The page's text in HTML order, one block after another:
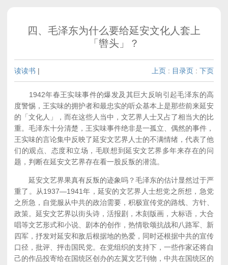
四、毛泽东为什么要给延安文化人套上
「辔头」？
读读书 | 上页 : 目录页 : 下页
1942年春王实味事件的爆发及其巨大反响引起毛泽东的高
度警惕，王实味的拥护者和最忠实的听众基本上是那些前来延安
的「文化人」，而在这些人当中，文艺界人士又占了相当大的比
重。毛泽东十分清楚，王实味事件绝非是一孤立、偶然的事件，
王实味的言论集中反映了延安文艺界人士的不满情绪，代表了他
们的观点、态度和立场，毛联想到延安文艺界多年来存在的问
题，判断在延安文艺界存在看一股反叛的潜流。
延安文艺界果真有反叛的迹象吗？毛泽东的估计显然过于严
重了。从1937—1941年，延安的文艺界人士想党之所想，急党
之所急，自觉服从中共的政治需要，积极宣传党的路线、方针、
政策。延安文艺界以街头诗，活报剧，木刻版画，大标语，大合
唱等文艺形式和小说、剧本的创作，热情歌颂抗战和八路军、新
四军，抒发对延安和敌后根据地的热爱，同时还根据中共的宣传
口径，批评、抨击国民党。在党组织的支持下，一些作家还将自
己的作品投寄给在国统区创办的左翼文艺刊物，中共在国统区的